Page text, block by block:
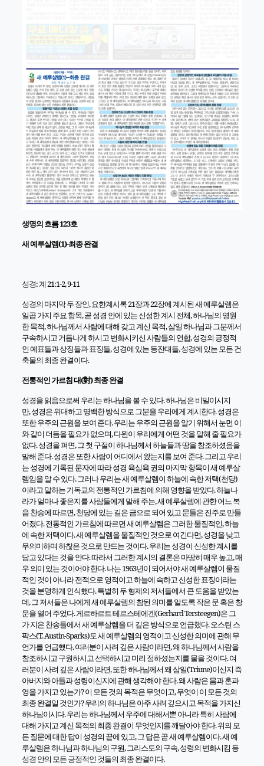
생명의 흐름123호
새 예루살렘(1)-최종 완결
성경:계21:1-2, 9-11
성경의 마지막 두 장인,요한계시록21장과22장에 계시된 새 예루살렘은
일곱 가지 주요 항목,곧 성경 안에 있는 신성한 계시 전체,하나님의 영원
한 목적,하나님께서 사람에 대해 갖고 계신 목적,삼일 하나님과 그분께서
구속하시고 거듭나게 하시고 변화시키신 사람들의 연합,성경의 긍정적
인 예표들과 상징들과 표징들,성경에 있는 등잔대들,성경에 있는 모든 건
축물의 최종 완결이다.
전통적인 가르침 대(對)최종 완결
성경을 읽음으로써 우리는 하나님을 볼 수 있다.하나님은 비밀이시지
만,성경은 위대하고 명백한 방식으로 그분을 우리에게 계시한다.성경은
또한 우주의 근원을 보여 준다.우리는 우주의 근원을 알기 위해서 눈먼 이
와 같이 더듬을 필요가 없으며,다윈이 우리에게 어떤 것을 말해 줄 필요가
없다.성경을 펴면,그 첫 구절이 하나님께서 하늘들과 땅을 창조하셨음을
말해 준다.성경은 또한 사람이 어디에서 왔는지를 보여 준다.그리고 우리
는 성경에 기록된 문자에 따라 성경 육십육 권의 마지막 항목이 새 예루살
렘임을 알 수 있다.그러나 우리는 새 예루살렘이 하늘에 속한 저택(천당)
이라고 말하는 기독교의 전통적인 가르침에 의해 영향을 받았다.하늘나
라가 얼마나 좋은지를 사람들에게 말해 주는,새 예루살렘에 관한 어느 복
음 찬송에 따르면,천당에 있는 길은 금으로 되어 있고 문들은 진주로 만들
어졌다.전통적인 가르침에 따르면 새 예루살렘은 그러한 물질적인,하늘
에 속한 저택이다.새 예루살렘을 물질적인 것으로 여긴다면,성경을 낮고
무의미하며 하찮은 것으로 만드는 것이다.우리는 성경이 신성한 계시를
담고 있다는 것을 안다.따라서 그러한 계시의 결론은 마땅히 매우 높고,매
우 의미 있는 것이어야 한다.나는1963년이 되어서야 새 예루살렘이 물질
적인 것이 아니라 전적으로 영적이고 하늘에 속하고 신성한 표징이라는
것을 분명하게 인식했다.특별히 두 형제의 저서들에서 큰 도움을 받았는
데,그 저서들은 나에게 새 예루살렘의 참된 의미를 알도록 작은 문 혹은 창
문을 열어 주었다.게르하르트 테르스테에겐(Gerhard Tersteegen)은 그
가 지은 찬송들에서 새 예루살렘을 더 깊은 방식으로 언급했다.오스틴 스
팍스(T. Austin-Sparks)도 새 예루살렘의 영적이고 신성한 의미에 관해 무
언가를 언급했다.여러분이 사려 깊은 사람이라면,왜 하나님께서 사람을
창조하시고 구원하시고 선택하시고 미리 정하셨는지를 물을 것이다.여
러분이 사려 깊은 사람이라면,또한 하나님께서 왜 삼일(Triune)이신지 즉
아버지와 아들과 성령이신지에 관해 생각해야 한다.왜 사람은 몸과 혼과
영을 가지고 있는가?이 모든 것의 목적은 무엇이고,무엇이 이 모든 것의
최종 완결일 것인가?우리의 하나님은 아주 사려 깊으시고 목적을 가지신
하나님이시다.우리는 하나님께서 우주에 대해서뿐 아니라 특히 사람에
대해 가지고 계신 목적의 최종 완결이 무엇인지를 깨달아야 한다.위의 모
든 질문에 대한 답이 성경의 끝에 있고,그 답은 곧 새 예루살렘이다.새 예
루살렘은 하나님과 하나님의 구원,그리스도의 구속,성령의 변화시킴 등
성경 안의 모든 긍정적인 것들의 최종 완결이다.